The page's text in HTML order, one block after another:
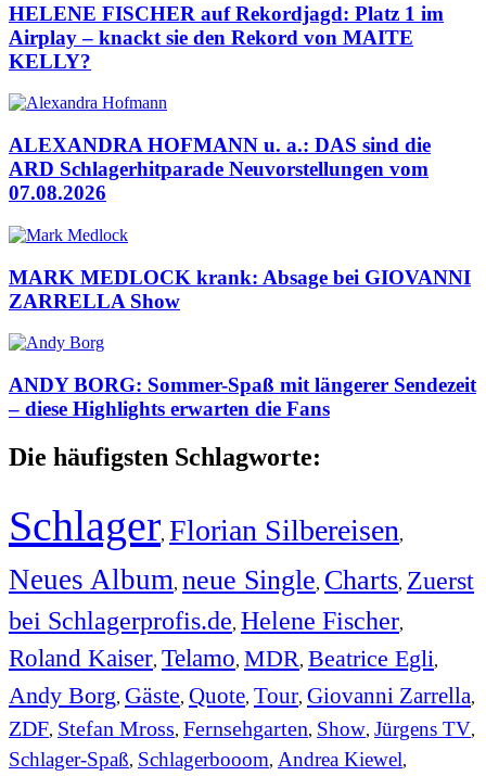
HELENE FISCHER auf Rekordjagd: Platz 1 im
Airplay – knackt sie den Rekord von MAITE
KELLY?
ALEXANDRA HOFMANN u. a.: DAS sind die
ARD Schlagerhitparade Neuvorstellungen vom
07.08.2026
MARK MEDLOCK krank: Absage bei GIOVANNI
ZARRELLA Show
ANDY BORG: Sommer-Spaß mit längerer Sendezeit
– diese Highlights erwarten die Fans
Die häufigsten Schlagworte:
Schlager, Florian Silbereisen,
Neues Album, neue Single, Charts, Zuerst
bei Schlagerprofis.de, Helene Fischer,
Roland Kaiser, Telamo, MDR, Beatrice Egli,
Andy Borg, Gäste, Quote, Tour, Giovanni Zarrella,
ZDF, Stefan Mross, Fernsehgarten, Show, Jürgens TV,
Schlager-Spaß, Schlagerbooom, Andrea Kiewel,